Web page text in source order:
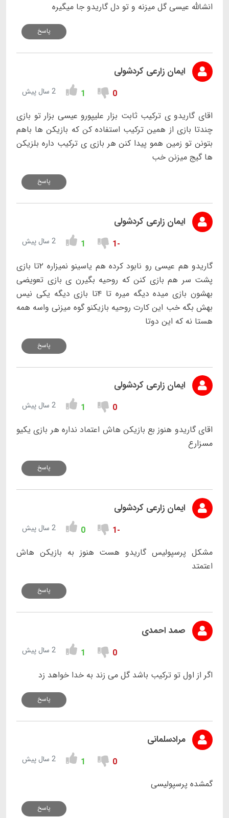
انشالله عیسی گل میزنه و تو دل گاریدو جا میگیره
پاسخ
ایمان زارعی کردشولی
0
1 2 سال پیش
اقای گاریدو ی ترکیب ثابت بزار علیپورو عیسی بزار تو بازی
چندتا بازی از همین ترکیب استفاده کن که بازیکن ها باهم
بتونن تو زمین همو پیدا کنن هر بازی ی ترکیب داره بلزیکن
ها گیج میزنن خب
پاسخ
ایمان زارعی کردشولی
-1
1 2 سال پیش
گاریدو هم عیسی رو نابود کرده هم یاسینو نمیزاره ۲تا بازی
پشت سر هم بازی کنن که روحیه بگیرن ی بازی تعویضی
بهشون بازی میده دیگه میره تا ۴تا بازی دیگه یکی نیس
بهش بگه خب این کارت روحیه بازیکنو گوه میزنی واسه همه
هستا نه که این دوتا
پاسخ
ایمان زارعی کردشولی
0
1 2 سال پیش
اقای گاریدو هنوز بع بازیکن هاش اعتماد نداره هر بازی یکیو
مسزارع
پاسخ
ایمان زارعی کردشولی
-1
0 2 سال پیش
مشکل پرسپولیس گاریدو هست هنوز به بازیکن هاش
اعتمتد
پاسخ
صمد احمدی
0
1 2 سال پیش
اگر از اول تو ترکیب باشد گل می زند به خدا خواهد زد
پاسخ
مرادسلمانی
0
1 2 سال پیش
گمشده پرسپولیسی
پاسخ